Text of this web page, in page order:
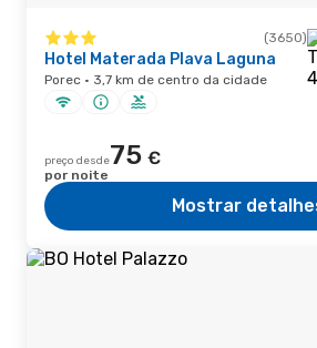
(3650)
Hotel Materada Plava Laguna
Porec · 3,7 km de centro da cidade
preço desde75 €
por noite
Mostrar